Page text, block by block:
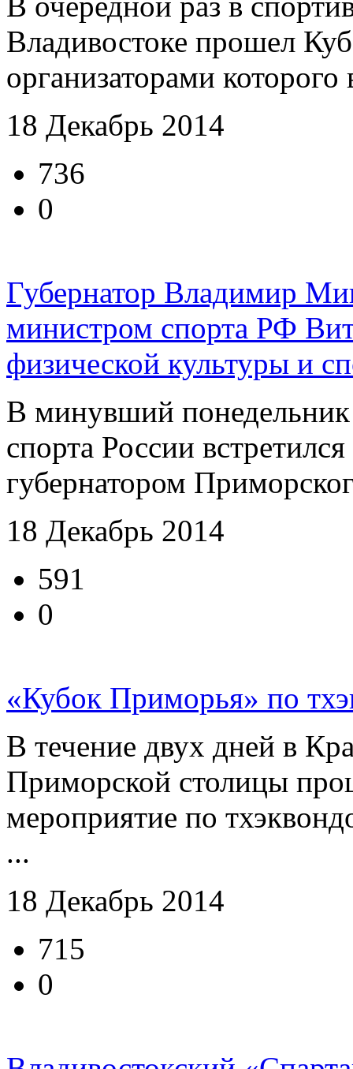
Владивостоке прошел
организаторами
18 Декабрь 2014
736
0
Губернатор Владимир
министром спорта РФ
физической культуры и
В минувший
спорта России
губернатором
18 Декабрь 2014
591
0
«Кубок Приморья» по
В течение двух дней в
Приморской столицы
мероприятие по
...
18 Декабрь 2014
715
0